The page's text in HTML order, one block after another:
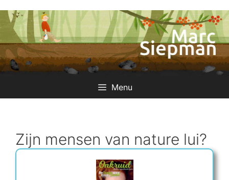
naar
inhoud
Menu
Zijn mensen van nature lui?